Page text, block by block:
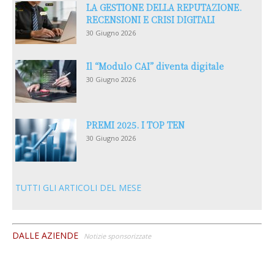
LA GESTIONE DELLA REPUTAZIONE.
RECENSIONI E CRISI DIGITALI
30 Giugno 2026
Il “Modulo CAI” diventa digitale
30 Giugno 2026
PREMI 2025. I TOP TEN
30 Giugno 2026
TUTTI GLI ARTICOLI DEL MESE
DALLE AZIENDE Notizie sponsorizzate